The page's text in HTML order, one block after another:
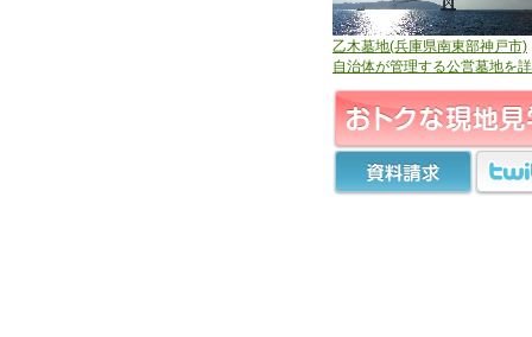
乙木墓地(兵庫県南東部神戸市)
自治体が管理する公営墓地を